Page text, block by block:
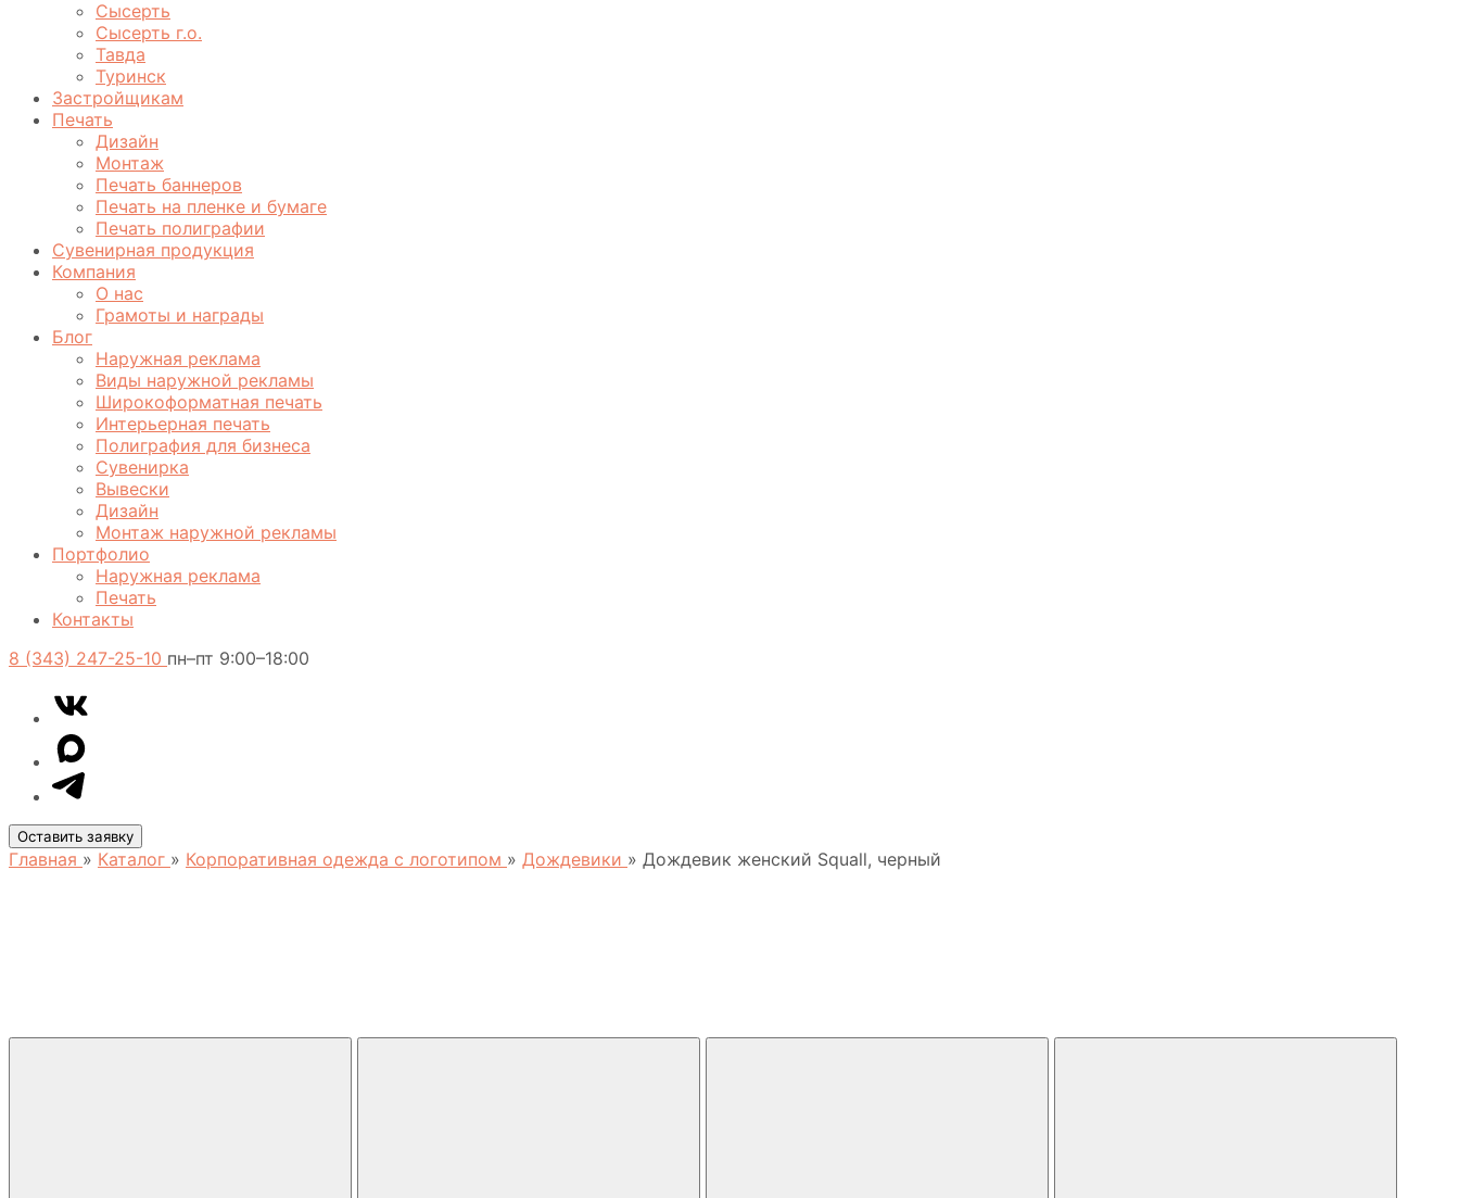
Сысерть
Сысерть г.о.
Тавда
Туринск
Застройщикам
Печать
Дизайн
Монтаж
Печать баннеров
Печать на пленке и бумаге
Печать полиграфии
Сувенирная продукция
Компания
О нас
Грамоты и награды
Блог
Наружная реклама
Виды наружной рекламы
Широкоформатная печать
Интерьерная печать
Полиграфия для бизнеса
Сувенирка
Вывески
Дизайн
Монтаж наружной рекламы
Портфолио
Наружная реклама
Печать
Контакты
8 (343) 247-25-10 пн–пт 9:00–18:00
VK
Telegram
MAX
Оставить заявку
Главная » Каталог » Корпоративная одежда с логотипом » Дождевики » Дождевик женский Squall, черный